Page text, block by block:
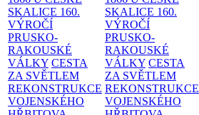
SKALICE 160.
VÝROČÍ
PRUSKO-
RAKOUSKÉ
VÁLKY CESTA
ZA SVĚTLEM
REKONSTRUKCE
VOJENSKÉHO
SKALICE 160.
VÝROČÍ
PRUSKO-
RAKOUSKÉ
VÁLKY CESTA
ZA SVĚTLEM
REKONSTRUKCE
VOJENSKÉHO